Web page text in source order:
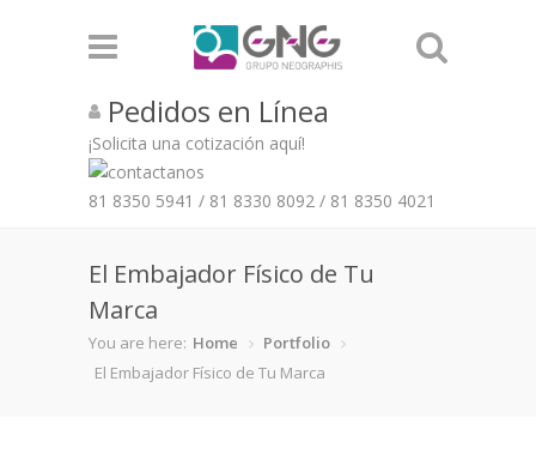
Pedidos en Línea
¡Solicita una cotización aquí!
81 8350 5941 / 81 8330 8092 / 81 8350 4021
El Embajador Físico de Tu
Marca
You are here: Home
Portfolio
El Embajador Físico de Tu Marca